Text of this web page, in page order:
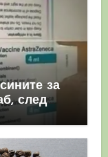
за
след